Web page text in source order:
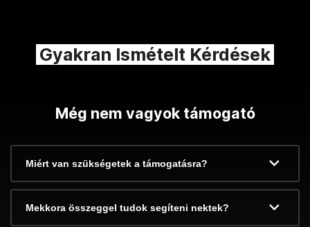
Gyakran Ismételt Kérdések
Még nem vagyok támogató
Miért van szükségetek a támogatásra?
Mekkora összeggel tudok segíteni nektek?